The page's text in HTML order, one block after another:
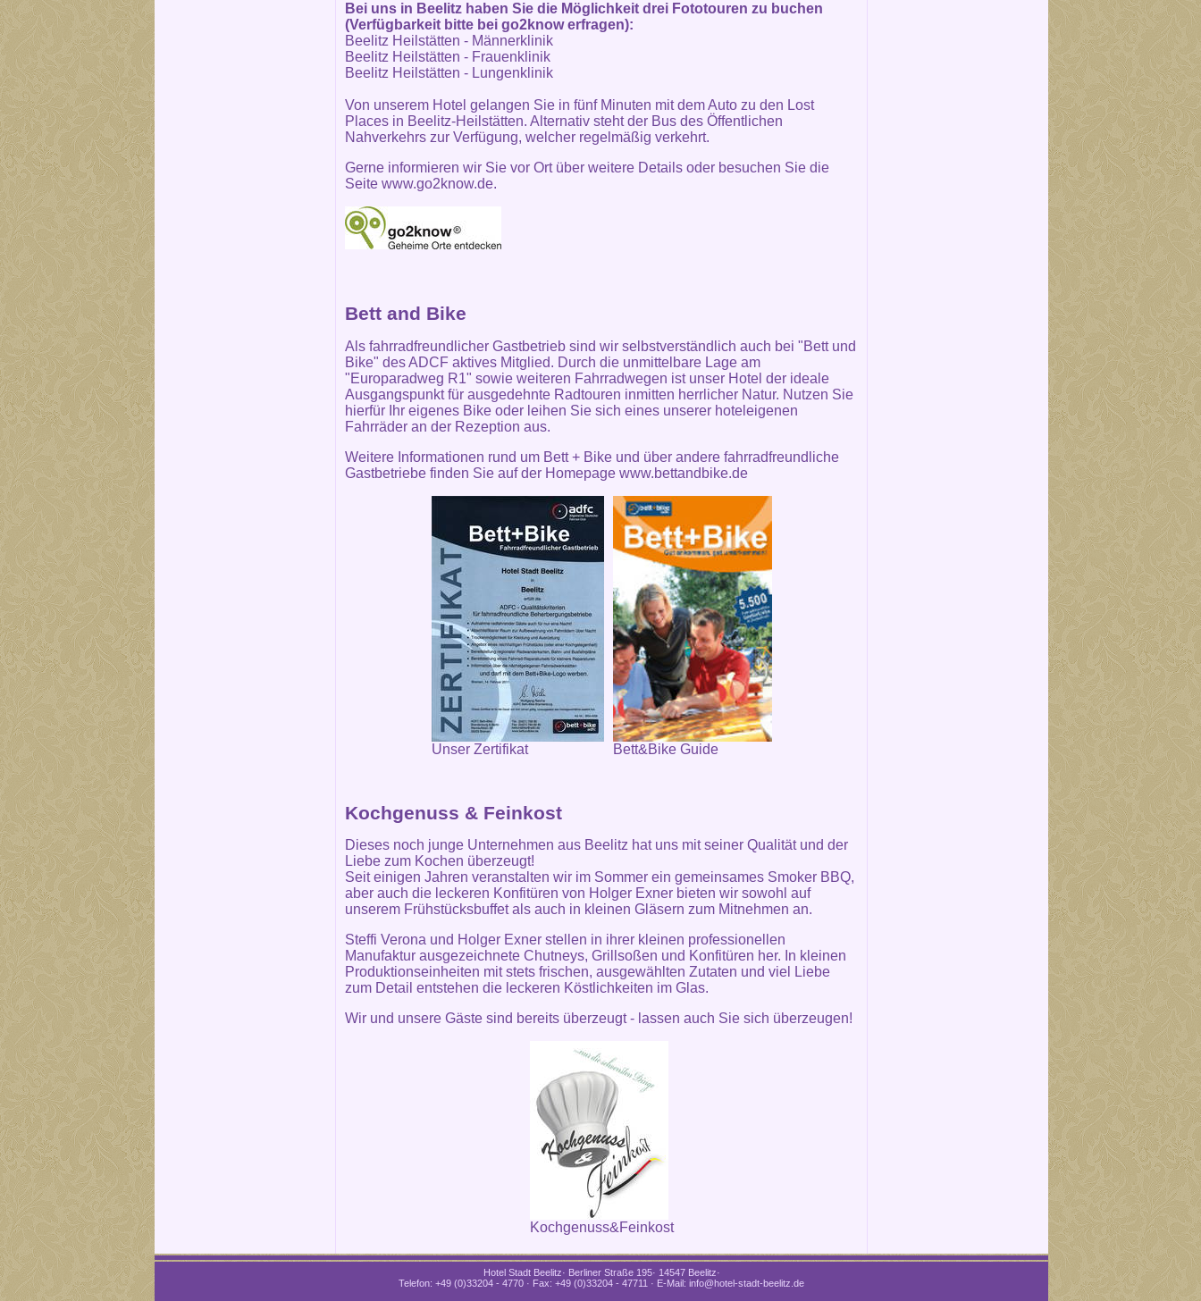
Bei uns in Beelitz haben Sie die Möglichkeit drei Fototouren zu buchen
(Verfügbarkeit bitte bei go2know erfragen):
Beelitz Heilstätten - Männerklinik
Beelitz Heilstätten - Frauenklinik
Beelitz Heilstätten - Lungenklinik
Von unserem Hotel gelangen Sie in fünf Minuten mit dem Auto zu den Lost
Places in Beelitz-Heilstätten. Alternativ steht der Bus des Öffentlichen
Nahverkehrs zur Verfügung, welcher regelmäßig verkehrt.
Gerne informieren wir Sie vor Ort über weitere Details oder besuchen Sie die
Seite www.go2know.de.
Bett and Bike
Als fahrradfreundlicher Gastbetrieb sind wir selbstverständlich auch bei "Bett und
Bike" des ADCF aktives Mitglied. Durch die unmittelbare Lage am
"Europaradweg R1" sowie weiteren Fahrradwegen ist unser Hotel der ideale
Ausgangspunkt für ausgedehnte Radtouren inmitten herrlicher Natur. Nutzen Sie
hierfür Ihr eigenes Bike oder leihen Sie sich eines unserer hoteleigenen
Fahrräder an der Rezeption aus.
Weitere Informationen rund um Bett + Bike und über andere fahrradfreundliche
Gastbetriebe finden Sie auf der Homepage www.bettandbike.de
Unser Zertifikat Bett&Bike Guide
Kochgenuss & Feinkost
Dieses noch junge Unternehmen aus Beelitz hat uns mit seiner Qualität und der
Liebe zum Kochen überzeugt!
Seit einigen Jahren veranstalten wir im Sommer ein gemeinsames Smoker BBQ,
aber auch die leckeren Konfitüren von Holger Exner bieten wir sowohl auf
unserem Frühstücksbuffet als auch in kleinen Gläsern zum Mitnehmen an.
Steffi Verona und Holger Exner stellen in ihrer kleinen professionellen
Manufaktur ausgezeichnete Chutneys, Grillsoßen und Konfitüren her. In kleinen
Produktionseinheiten mit stets frischen, ausgewählten Zutaten und viel Liebe
zum Detail entstehen die leckeren Köstlichkeiten im Glas.
Wir und unsere Gäste sind bereits überzeugt - lassen auch Sie sich überzeugen!
Kochgenuss&Feinkost
Hotel Stadt Beelitz· Berliner Straße 195· 14547 Beelitz·
Telefon: +49 (0)33204 - 4770 · Fax: +49 (0)33204 - 47711 · E-Mail: info@hotel-stadt-beelitz.de